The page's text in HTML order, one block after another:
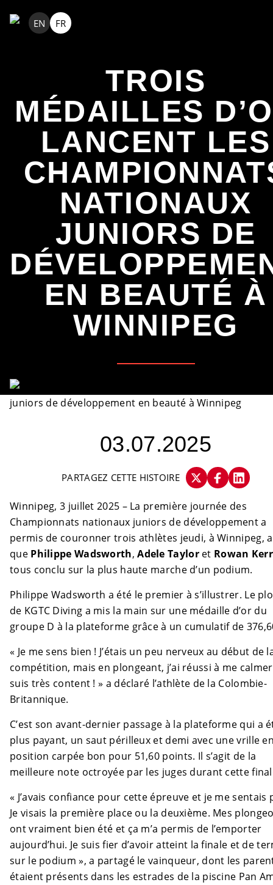
EN FR
TROIS
MÉDAILLES
LANCENT LES
NATIONAUX
JUNIORS DE
EN BEAUTÉ À
WINNIPEG
03.07.2025
PARTAGEZ CETTE HISTOIRE
Winnipeg, 3 juillet 2025 – La première journée des
Championnats nationaux juniors de développement a
permis de couronner trois athlètes jeudi, à Winnipeg,
que Philippe Wadsworth,Adele Tayloret Rowan Kerr
tous conclu sur la plus haute marche d’un podium.
Philippe Wadsworth a été le premier à s’illustrer. Le
de KGTC Diving a mis la main sur une médaille d’or du
groupe D à la plateforme grâce à un cumulatif de
« Je me sens bien ! J’étais un peu nerveux au début de
compétition, mais en plongeant, j’ai réussi à me
suis très content ! » a déclaré l’athlète de la Colombie-
Britannique.
C’est son avant-dernier passage à la plateforme qui a
plus payant, un saut périlleux et demi avec une vrille
position carpée bon pour 51,60 points. Il s’agit de la
meilleure note octroyée par les juges durant cette
« J’avais confiance pour cette épreuve et je me sentais
Je visais la première place ou la deuxième. Mes
ont vraiment bien été et ça m’a permis de l’emporter
aujourd’hui. Je suis fier d’avoir atteint la finale et de
sur le podium », a partagé le vainqueur, dont les
étaient présents dans les estrades de la piscine Pan